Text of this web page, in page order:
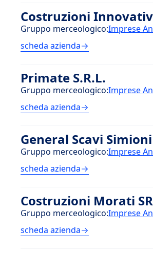
Costruzioni
Gruppo merceologico:Imprese
scheda azienda
Primate S.R.L.
Gruppo merceologico:Imprese
scheda azienda
General Scavi Simioni
Gruppo merceologico:Imprese
scheda azienda
Costruzioni Morati
Gruppo merceologico:Imprese
scheda azienda